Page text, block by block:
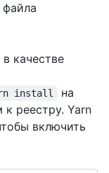
файла
качестве
install
на
реестру. Yarn
включить